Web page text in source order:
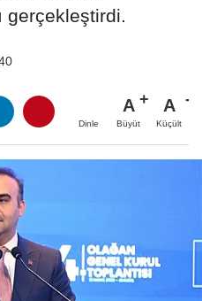
gerçekleştirdi.
Dinle
A
Büyüt
A
Küçült